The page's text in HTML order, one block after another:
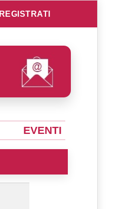
REGISTRATI
EVENTI